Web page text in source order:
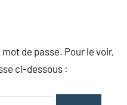
de passe. Pour le voir,
ci-dessous :